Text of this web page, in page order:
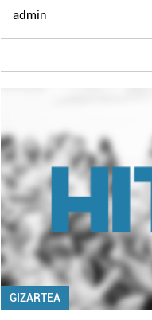
admin
GIZARTEA